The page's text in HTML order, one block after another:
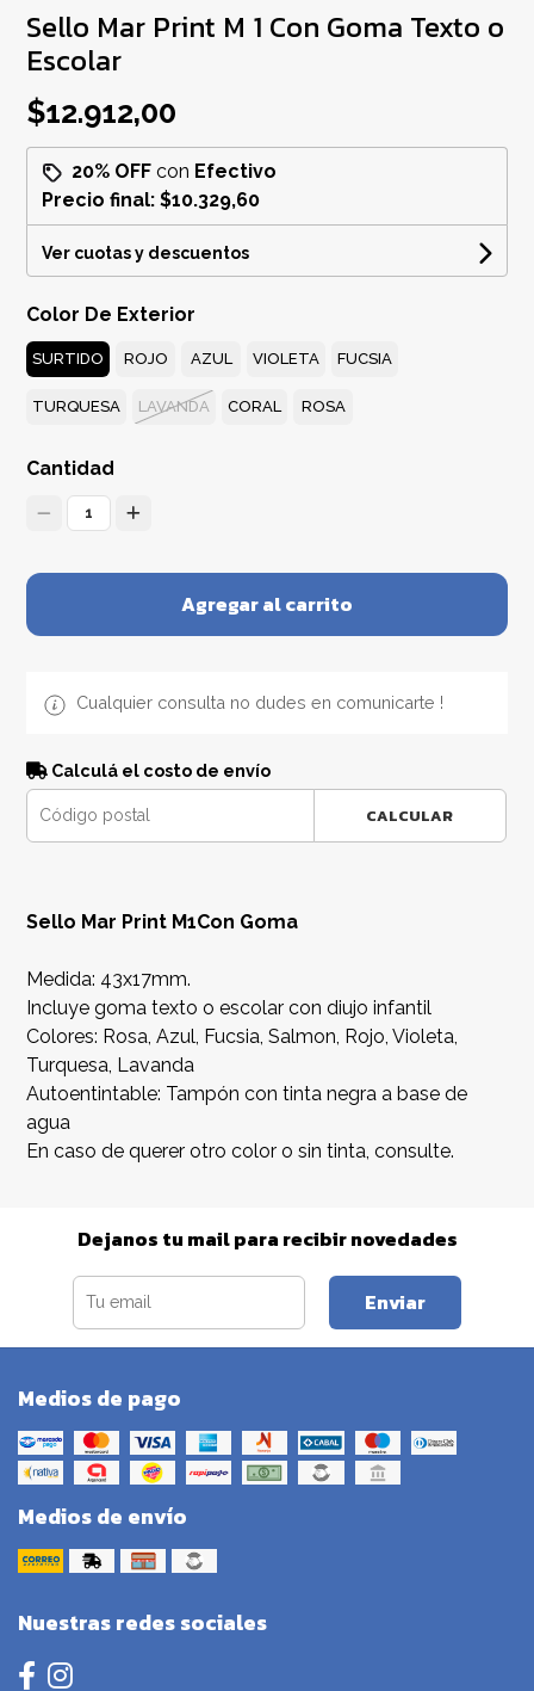
Sello Mar Print M 1 Con Goma Texto o
Escolar
$12.912,00
20% OFF con Efectivo
Precio final:$10.329,60
Ver cuotas y descuentos
Color De Exterior
SURTIDO ROJO AZUL VIOLETA FUCSIA
TURQUESA LAVANDA CORAL ROSA
Cantidad
1
Agregar al carrito
Cualquier consulta no dudes en comunicarte !
Calculá el costo de envío
CALCULAR
Sello Mar Print M1Con Goma
Medida: 43x17mm.
Incluye goma texto o escolar con diujo infantil
Colores: Rosa, Azul, Fucsia, Salmon, Rojo, Violeta,
Turquesa, Lavanda
Autoentintable: Tampón con tinta negra a base de
agua
En caso de querer otro color o sin tinta, consulte.
Dejanos tu mail para recibir novedades
Enviar
Medios de pago
Medios de envío
Nuestras redes sociales